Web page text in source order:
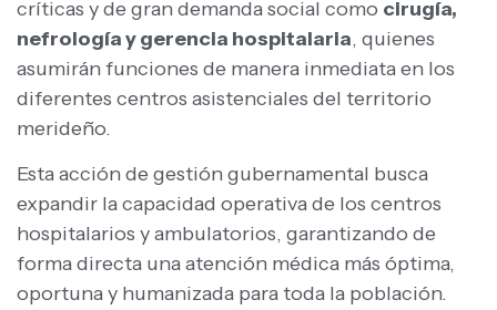
críticas y de gran demanda social como cirugía,
nefrología y gerencia hospitalaria, quienes
asumirán funciones de manera inmediata en los
diferentes centros asistenciales del territorio
merideño.
Esta acción de gestión gubernamental busca
expandir la capacidad operativa de los centros
hospitalarios y ambulatorios, garantizando de
forma directa una atención médica más óptima,
oportuna y humanizada para toda la población.